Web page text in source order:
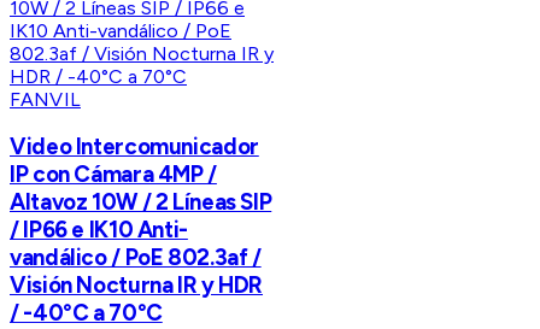
FANVIL
Video Intercomunicador
IP con Cámara 4MP /
Altavoz 10W / 2 Líneas SIP
/ IP66 e IK10 Anti-
vandálico / PoE 802.3af /
Visión Nocturna IR y HDR
/ -40°C a 70°C